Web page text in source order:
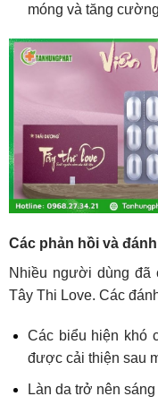
móng và tăng
Các phản hồi và
Nhiều người dùng đã
Tây Thi Love. Các
Các biểu hiện khó
được cải thiện sau
Làn da trở nên